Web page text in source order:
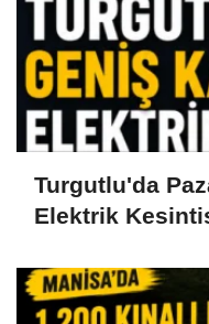
Turgutlu'da
Elektrik